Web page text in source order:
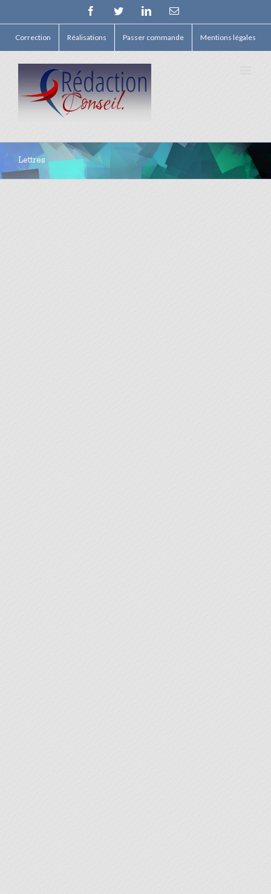
FacebookTwitterLinkedinEmail
Correction Réalisations Passer commande Mentions légales
Lettres
Lettres
Vous avez plusieurs fois relu votre lettre, mais vous
craignez que des erreurs vous aient échappé, ou
encore que votre syntaxe soit hésitante avec des
possibilités d’incorrections, de lourdeurs, de
répétitions. Une correction simple portant sur la
vérification de l’orthographe, de la construction des
phrases, de la typographie vous est ici [ ... ] proposée.
[...]
LEARN MORE
Lettres
Vous avez rédigé votre courrier et il exprime
l’essentiel de votre propos. Mai peut-être souhaitez-
vous qu'il soit reformulé en profondeur de manière à
être plus persuasif ? Vous préférez opter pour une
communication plus percutante de manière à
convaincre à coup sûr votre destinataire ? Faites
appel à votre écrivain-conseil pour un service de
réécriture.
LEARN MORE